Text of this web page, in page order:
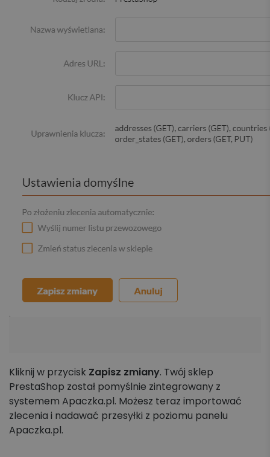
Kliknij w przycisk Zapisz zmiany. Twój sklep
PrestaShop został pomyślnie zintegrowany z
systemem Apaczka.pl. Możesz teraz importować
zlecenia i nadawać przesyłki z poziomu panelu
Apaczka.pl.